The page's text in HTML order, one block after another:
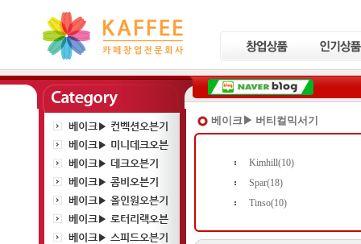
베이크▶ 컨벡션오븐기
베이크▶ 미니데크오븐
베이크▶ 데크오븐기
베이크▶ 콤비오븐기
베이크▶ 올인원오븐기
베이크▶ 로터리랙오븐
베이크▶ 스피드오븐기
베이크▶ 버티컬믹서기
Kimhill(10)
Spar(18)
Tinso(10)